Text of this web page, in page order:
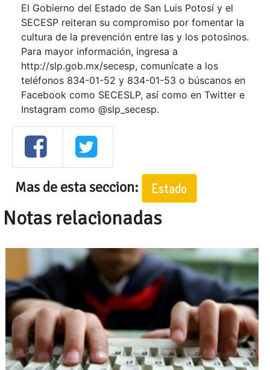
El Gobierno del Estado de San Luis Potosí y el
SECESP reiteran su compromiso por fomentar la
cultura de la prevención entre las y los potosinos.
Para mayor información, ingresa a
http://slp.gob.mx/secesp, comunícate a los
teléfonos 834-01-52 y 834-01-53 o búscanos en
Facebook como SECESLP, así como en Twitter e
Instagram como @slp_secesp.
Mas de esta seccion: Estado
Notas relacionadas